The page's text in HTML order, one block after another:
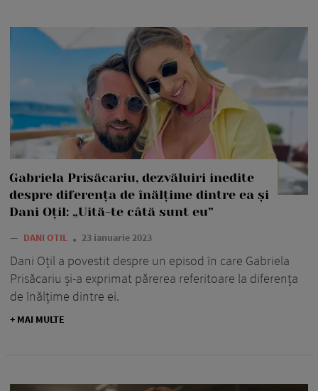
Gabriela Prisăcariu, dezvăluiri inedite
despre diferența de înălțime dintre ea și
Dani Oțil: „Uită-te câtă sunt eu”
— DANI OTIL 23 ianuarie 2023
Dani Oțil a povestit despre un episod în care Gabriela
Prisăcariu și-a exprimat părerea referitoare la diferența
de înălțime dintre ei.
+ MAI MULTE